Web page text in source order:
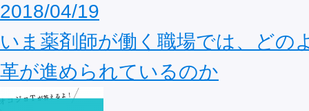
2018/04/19
いま薬剤師が働く職場では、どの
革が進められているのか